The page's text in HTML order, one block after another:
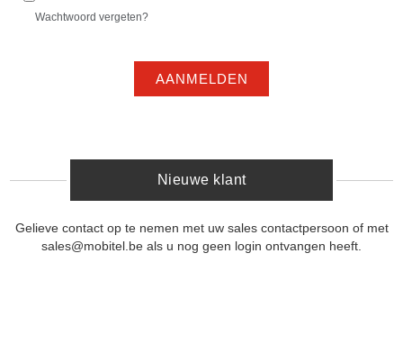
Wachtwoord vergeten?
AANMELDEN
Nieuwe klant
Gelieve contact op te nemen met uw sales contactpersoon of met
sales@mobitel.be als u nog geen login ontvangen heeft.